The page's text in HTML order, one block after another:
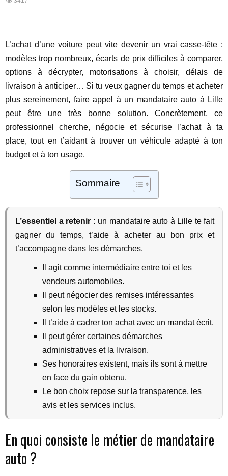
L’achat d’une voiture peut vite devenir un vrai casse-tête :
modèles trop nombreux, écarts de prix difficiles à comparer,
options à décrypter, motorisations à choisir, délais de
livraison à anticiper… Si tu veux gagner du temps et acheter
plus sereinement, faire appel à un mandataire auto à Lille
peut être une très bonne solution. Concrètement, ce
professionnel cherche, négocie et sécurise l’achat à ta
place, tout en t’aidant à trouver un véhicule adapté à ton
budget et à ton usage.
Sommaire
L’essentiel a retenir : un mandataire auto à Lille te fait
gagner du temps, t’aide à acheter au bon prix et
t’accompagne dans les démarches.
Il agit comme intermédiaire entre toi et les
vendeurs automobiles.
Il peut négocier des remises intéressantes
selon les modèles et les stocks.
Il t’aide à cadrer ton achat avec un mandat écrit.
Il peut gérer certaines démarches
administratives et la livraison.
Ses honoraires existent, mais ils sont à mettre
en face du gain obtenu.
Le bon choix repose sur la transparence, les
avis et les services inclus.
En quoi consiste le métier de mandataire
auto ?